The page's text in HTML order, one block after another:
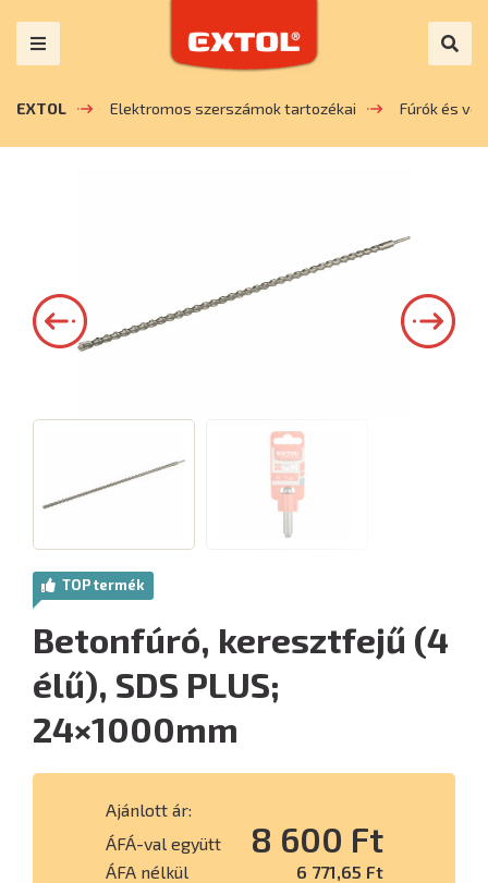
EXTOL Elektromos szerszámok tartozékai Fúrók és
TOP termék
Betonfúró, keresztfejű (4
élű), SDS PLUS;
24×1000mm
Ajánlott ár:
ÁFÁ-val együtt
8 600 Ft
ÁFA nélkül 6 771,65 Ft